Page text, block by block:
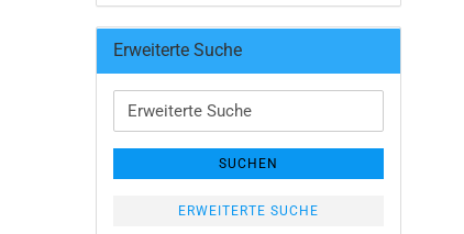
Erweiterte Suche
Suche
SUCHEN
ERWEITERTE SUCHE